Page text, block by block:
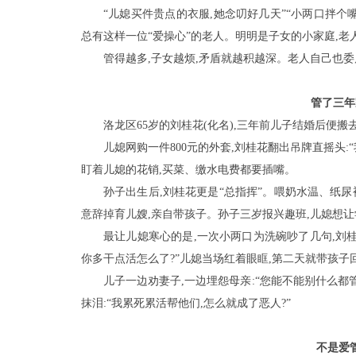
“儿媳买件贵点的衣服,她念叨好几天”“小两口拌
总有这样一位“爱操心”的老人。明明是子女的小家庭,
管得越多,子女越烦,矛盾就越积越深。老人自己也
管了三
洛龙区65岁的刘桂花(化名),三年前儿子结婚后便搬
儿媳网购一件800元的外套,刘桂花翻出吊牌直摇头
盯着儿媳的花销,买菜、缴水电费都要插嘴。
孙子出生后,刘桂花更是“总指挥”。喂奶水温、纸
意辞掉育儿嫂,亲自带孩子。孙子三岁报兴趣班,儿媳想
最让儿媳寒心的是,一次小两口为洗碗吵了几句,刘
你多干点活怎么了?”儿媳当场红着眼眶,第二天就带孩子
儿子一边劝妻子,一边埋怨母亲:“您能不能别什么
抹泪:“我累死累活帮他们,怎么就成了恶人?”
不是爱